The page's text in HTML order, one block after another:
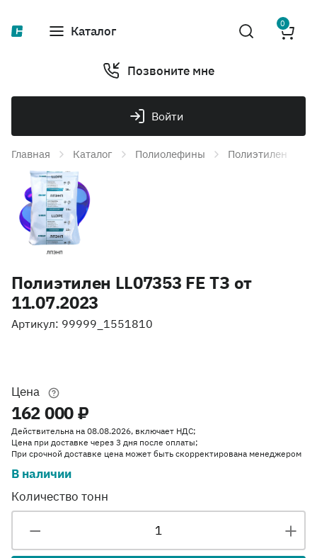
Каталог 0
Позвоните мне
Войти
Главная Каталог Полиолефины Полиэтилен
Полиэтилен LL07353 FE ТЗ от
11.07.2023
Артикул: 99999_1551810
Цена
162 000 ₽
Действительна на 08.08.2026, включает НДС;
Цена при доставке через 3 дня после оплаты;
При срочной доставке цена может быть скорректирована менеджером
В наличии
Количество тонн